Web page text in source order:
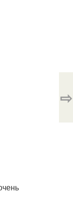
⇨